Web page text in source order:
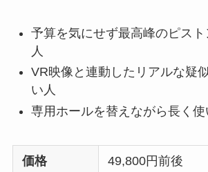
予算を気にせず最高峰のピス
人
VR映像と連動したリアルな疑
い人
専用ホールを替えながら長く使
価格 49,800円前後